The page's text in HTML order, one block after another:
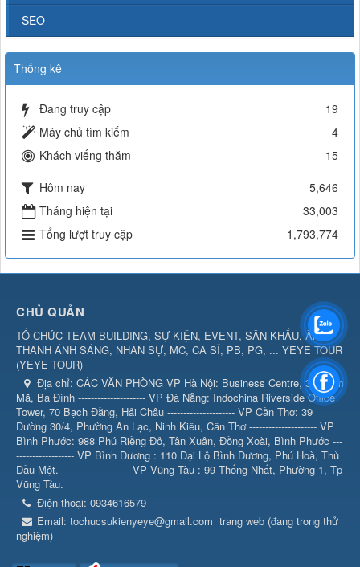
SEO
Thống kê
Đang truy cập
19
Máy chủ tìm kiếm
4
Khách viếng thăm
15
Hôm nay
5,646
Tháng hiện tại
33,003
Tổng lượt truy cập
1,793,774
CHỦ QUẢN
TỔ CHỨC TEAM BUILDING, SỰ KIỆN, EVENT, SÂN KHẤU, ÂM
THANH ÁNH SÁNG, NHÂN SỰ, MC, CA SĨ, PB, PG, ... YEYE TOUR
(YEYE TOUR)
Địa chỉ: CÁC VĂN PHÒNG VP Hà Nội: Business Centre, 360 Kim
Mã, Ba Đình --------------------- VP Đà Nẵng: Indochina Riverside Office
Tower, 70 Bạch Đằng, Hải Châu --------------------- VP Cần Thơ: 39
Đường 30/4, Phường An Lạc, Ninh Kiều, Cần Thơ --------------------- VP
Bình Phước: 988 Phú Riềng Đỏ, Tân Xuân, Đồng Xoài, Bình Phước ---
------------------ VP Bình Dương : 110 Đại Lộ Bình Dương, Phú Hoà, Thủ
Dầu Một. --------------------- VP Vũng Tàu : 99 Thống Nhất, Phường 1, Tp
Vũng Tàu.
Điện thoại: 0934616579
Email: tochucsukienyeye@gmail.com trang web (đang trong thử
nghiệm)